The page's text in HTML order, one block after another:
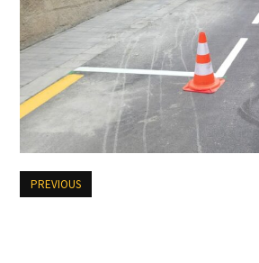
PREVIOUS